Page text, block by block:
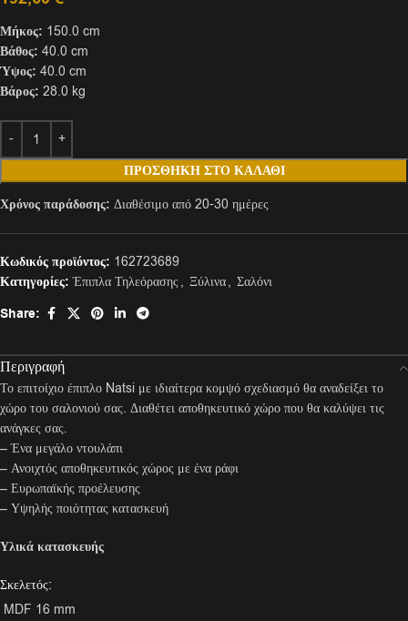
Μήκος: 150.0 cm
Βάθος: 40.0 cm
Ύψος: 40.0 cm
Βάρος: 28.0 kg
ΠΡΟΣΘΉΚΗ ΣΤΟ ΚΑΛΆΘΙ
Χρόνος παράδοσης: Διαθέσιμο από 20-30 ημέρες
Κωδικός προϊόντος: 162723689
Κατηγορίες: Έπιπλα Τηλεόρασης, Ξύλινα, Σαλόνι
Share:
Περιγραφή
Το επιτοίχιο έπιπλο Natsi με ιδιαίτερα κομψό σχεδιασμό θα αναδείξει το
χώρο του σαλονιού σας. Διαθέτει αποθηκευτικό χώρο που θα καλύψει τις
ανάγκες σας.
– Ένα μεγάλο ντουλάπι
– Ανοιχτός αποθηκευτικός χώρος με ένα ράφι
– Ευρωπαϊκής προέλευσης
– Υψηλής ποιότητας κατασκευή
Υλικά κατασκευής
Σκελετός:
MDF 16 mm